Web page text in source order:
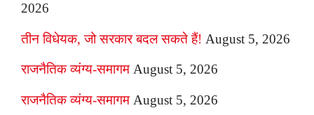
2026
तीन विधेयक, जो सरकार बदल सकते हैं! August 5, 2026
राजनैतिक व्यंग्य-समागम August 5, 2026
राजनैतिक व्यंग्य-समागम August 5, 2026